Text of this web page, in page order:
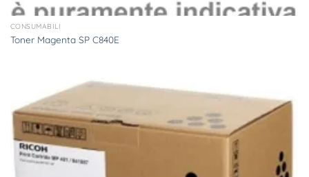
CONSUMABILI
Toner Magenta SP C840E